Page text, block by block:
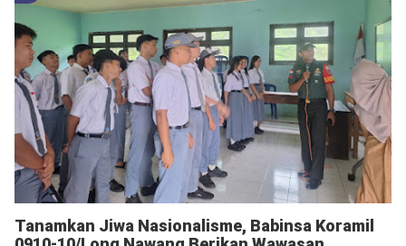
Tanamkan Jiwa Nasionalisme, Babinsa Koramil